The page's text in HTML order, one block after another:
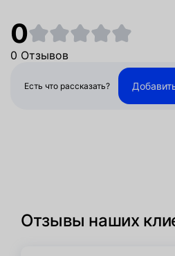
0
0 Отзывов
Есть что рассказать?
Отзывы наших